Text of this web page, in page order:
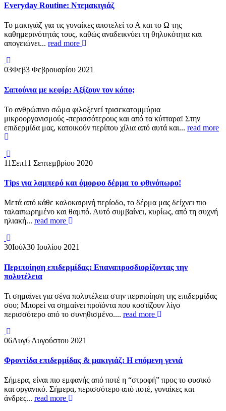
Everyday Routine: Ντεμακιγιάζ
Το μακιγιάζ για τις γυναίκες αποτελεί το Α και το Ω της
καθημερινότητάς τους, καθώς αναδεικνύει τη θηλυκότητα και
απογειώνει... read more
03Φεβ3 Φεβρουαρίου 2021
Σαπούνια με κεφίρ: Αξίζουν τον κόπο;
Το ανθρώπινο σώμα φιλοξενεί τρισεκατομμύρια
μικροοργανισμούς -περισσότερους και από τα κύτταρα! Στην
επιδερμίδα μας, κατοικούν περίπου χίλια από αυτά και... read more
11Σεπ11 Σεπτεμβρίου 2020
Tips για λαμπερό και όμορφο δέρμα το φθινόπωρο!
Μετά από κάθε καλοκαιρινή περίοδο, το δέρμα μας δείχνει πιο
ταλαιπωρημένο και θαμπό. Αυτό συμβαίνει, κυρίως, από τη συχνή
ηλιακή... read more
30Ιούλ30 Ιουλίου 2021
Περιποίηση επιδερμίδας: Επαναπροσδιορίζοντας την
πολυτέλεια
Τι σημαίνει για σένα πολυτέλεια στην περιποίηση της επιδερμίδας
σου; Μπορεί να σημαίνει προϊόντα που κοστίζουν λίγο
περισσότερο από το συνηθισμένο.... read more
06Αυγ6 Αυγούστου 2021
Φροντίδα επιδερμίδας & μακιγιάζ: Η επόμενη γενιά
Σήμερα, είναι πιο εμφανής από ποτέ η “στροφή” προς το φυσικό
και οργανικό. Σήμερα, περισσότερο από ποτέ, γυναίκες και
άνδρες... read more